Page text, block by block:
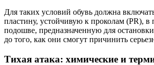
Для таких условий обувь должна
пластину, устойчивую к проколам (PR),
подошве, предназначенную для
до того, как они смогут причинить
Тихая атака: химические и